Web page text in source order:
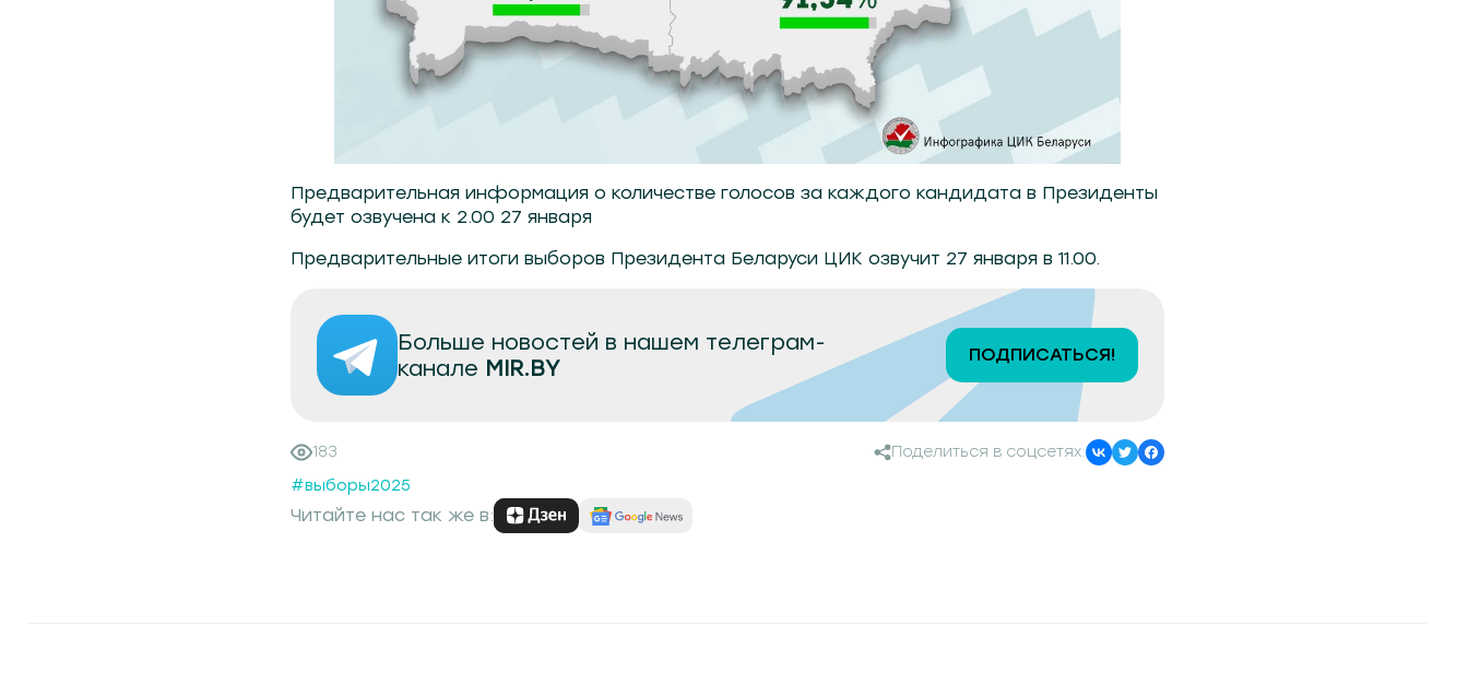
Предварительная информация о количестве голосов за каждого кандидата в Президенты
будет озвучена к 2.00 27 января
Предварительные итоги выборов Президента Беларуси ЦИК озвучит 27 января в 11.00.
Больше новостей в нашем телеграм-
канале MIR.BY ПОДПИСАТЬСЯ!
183
Поделиться в соцсетях:
#выборы2025
Читайте нас так же в: